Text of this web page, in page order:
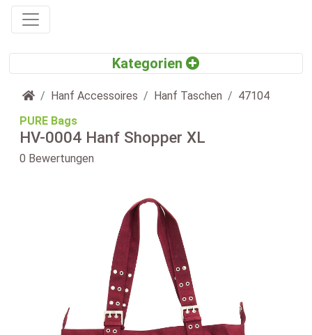
Startseite
Hanf Accessoires Hanf Taschen
47104
PURE Bags
HV-0004 Hanf Shopper XL
0 Bewertungen